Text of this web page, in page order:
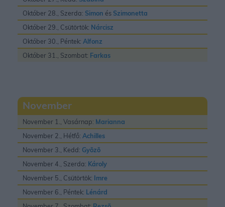
Október 28., Szerda: Simon és Szimonetta
Október 29., Csütörtök: Nárcisz
Október 30., Péntek: Alfonz
Október 31., Szombat: Farkas
November
November 1., Vasárnap: Marianna
November 2., Hétfő: Achilles
November 3., Kedd: Gyõzõ
November 4., Szerda: Károly
November 5., Csütörtök: Imre
November 6., Péntek: Lénárd